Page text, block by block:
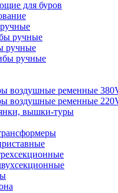
для буров
ручные
ручные
ручные
воздушные ременные
воздушные ременные
вышки-туры